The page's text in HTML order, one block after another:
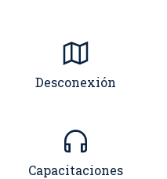
Desconexión
Capacitaciones